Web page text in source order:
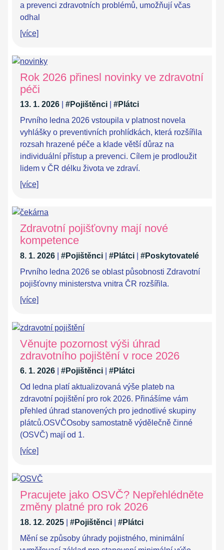
a prevenci zdravotních problémů, umožňují včas
odhal
[více]
Rok 2026 přinesl novinky ve zdravotní
péči
13. 1. 2026 #Pojištěnci
#Plátci
Prvního ledna 2026 vstoupila v platnost novela
vyhlášky o preventivních prohlídkách, která rozšířila
rozsah hrazené péče a klade větší důraz na
individuální přístup a prevenci. Cílem je prodloužit
lidem v ČR délku života ve zdraví.
[více]
Zdravotní pojišťovny mají nové
kompetence
8. 1. 2026 #Pojištěnci #Plátci
#Poskytovatelé
Prvního ledna 2026 se oblast působnosti Zdravotní
pojišťovny ministerstva vnitra ČR rozšířila.
[více]
Věnujte pozornost výši úhrad
zdravotního pojištění v roce 2026
6. 1. 2026 #Pojištěnci
#Plátci
Od ledna platí aktualizovaná výše plateb na
zdravotní pojištění pro rok 2026. Přinášíme vám
přehled úhrad stanovených pro jednotlivé skupiny
plátců.OSVČOsoby samostatně výdělečně činné
(OSVČ) mají od 1.
[více]
Pracujete jako OSVČ? Nepřehlédněte
změny platné pro rok 2026
18. 12. 2025 #Pojištěnci
#Plátci
Mění se způsoby úhrady pojistného, minimální